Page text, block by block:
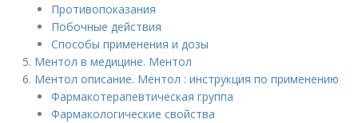
Противопоказания
Побочные действия
Способы применения и дозы
Ментол в медицине. Ментол
Ментол описание. Ментол : инструкция по применению
Фармакотерапевтическая группа
Фармакологические свойства